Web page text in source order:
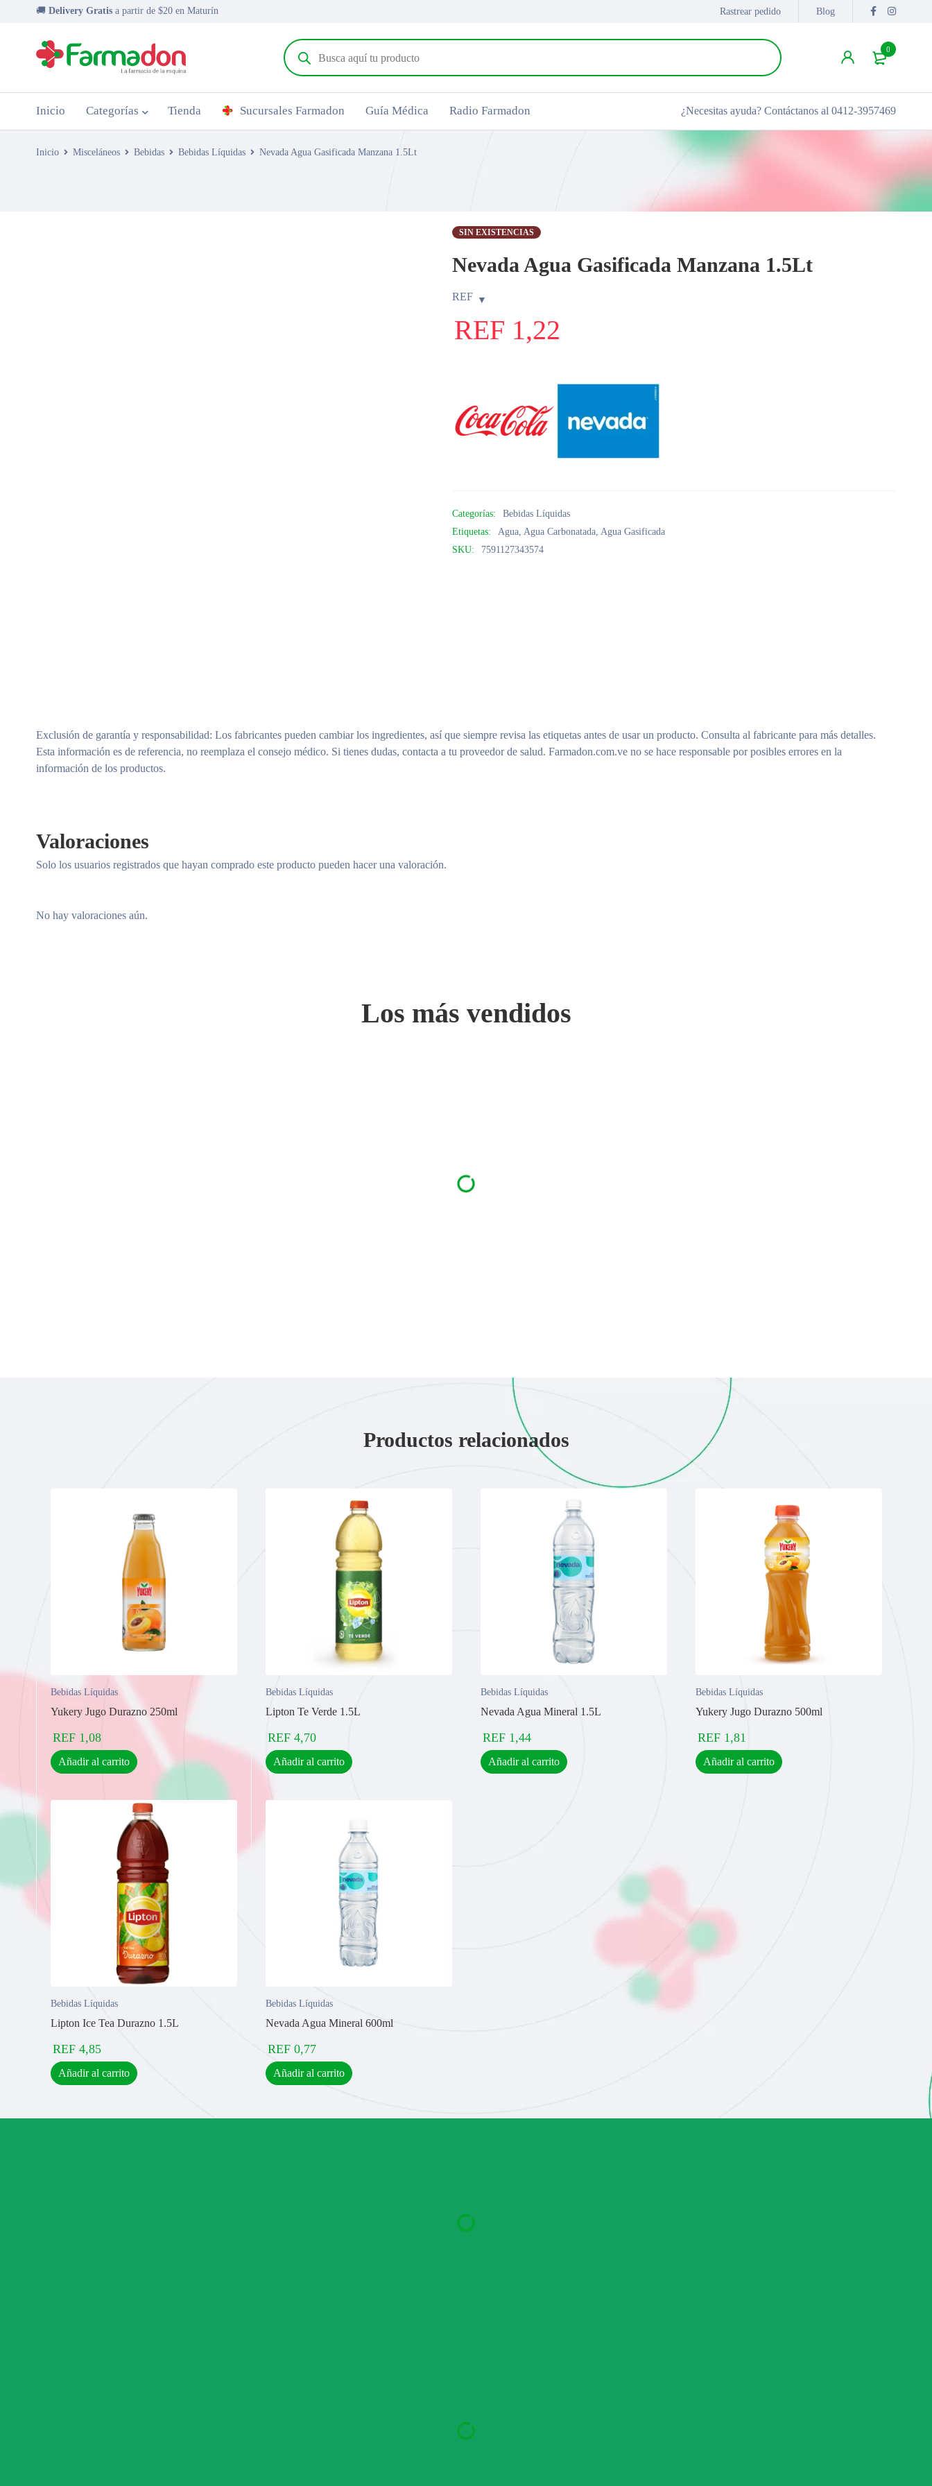
🚚 Delivery Gratis a partir de $20 en Maturín Rastrear pedido Blog
0
Inicio Categorías Tienda Sucursales Farmadon Guía Médica Radio Farmadon ¿Necesitas ayuda? Contáctanos al 0412-3957469
Inicio Misceláneos Bebidas Bebidas Líquidas Nevada Agua Gasificada Manzana 1.5Lt
SIN EXISTENCIAS
Nevada Agua Gasificada Manzana 1.5Lt
REF
REF 1,22
Categorías:
Bebidas Líquidas
Etiquetas:
Agua,Agua Carbonatada,Agua Gasificada
SKU:
7591127343574
Exclusión de garantía y responsabilidad: Los fabricantes pueden cambiar los ingredientes, así que siempre revisa las etiquetas antes de usar un producto. Consulta al fabricante para más detalles.
Esta información es de referencia, no reemplaza el consejo médico. Si tienes dudas, contacta a tu proveedor de salud. Farmadon.com.ve no se hace responsable por posibles errores en la
información de los productos.
Valoraciones
No hay valoraciones aún.
Solo los usuarios registrados que hayan comprado este producto pueden hacer una valoración.
Los más vendidos
Productos relacionados
Bebidas Líquidas
Yukery Jugo Durazno 250ml
REF 1,08
Añadir al carrito
Bebidas Líquidas
Lipton Te Verde 1.5L
REF 4,70
Añadir al carrito
Bebidas Líquidas
Nevada Agua Mineral 1.5L
REF 1,44
Añadir al carrito
Bebidas Líquidas
Yukery Jugo Durazno 500ml
REF 1,81
Añadir al carrito
Bebidas Líquidas
Lipton Ice Tea Durazno 1.5L
REF 4,85
Añadir al carrito
Bebidas Líquidas
Nevada Agua Mineral 600ml
REF 0,77
Añadir al carrito